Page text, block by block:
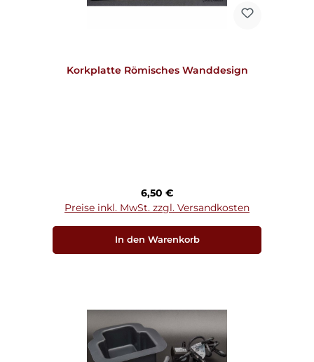
Korkplatte Römisches Wanddesign
Regulärer Preis:
6,50 €
Preise inkl. MwSt. zzgl. Versandkosten
In den Warenkorb